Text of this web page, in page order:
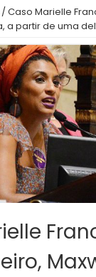
/Caso Marielle
a partir de uma